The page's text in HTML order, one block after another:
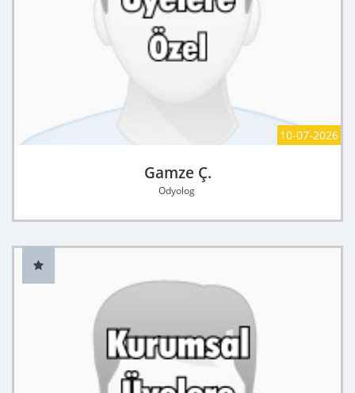
10-07-2026
Gamze Ç.
Odyolog